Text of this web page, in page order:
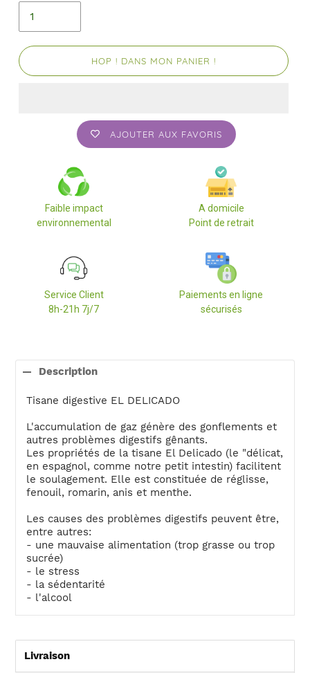
HOP ! DANS MON PANIER !
AJOUTER AUX FAVORIS
Faible impact
environnemental
A domicile
Point de retrait
Service Client
8h-21h 7j/7
Paiements en ligne
sécurisés
d'un
produit
Description
Tisane digestive EL DELICADO
L'accumulation de gaz génère des gonflements et
autres problèmes digestifs gênants.
Les propriétés de la tisane El Delicado (le "délicat,
en espagnol, comme notre petit intestin) facilitent
le soulagement. Elle est constituée de réglisse,
fenouil, romarin, anis et menthe.
Les causes des problèmes digestifs peuvent être,
entre autres:
- une mauvaise alimentation (trop grasse ou trop
sucrée)
- le stress
- la sédentarité
- l'alcool
Livraison